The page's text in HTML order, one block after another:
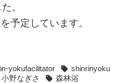
。
予定しています。
yokufacilitator
shinrinyoku
小野なぎさ
森林浴